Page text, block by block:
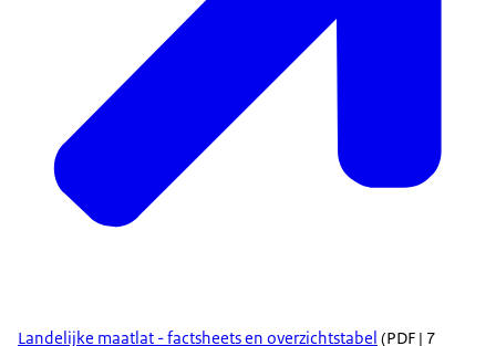
Landelijke maatlat - factsheets en overzichtstabel (PDF | 7